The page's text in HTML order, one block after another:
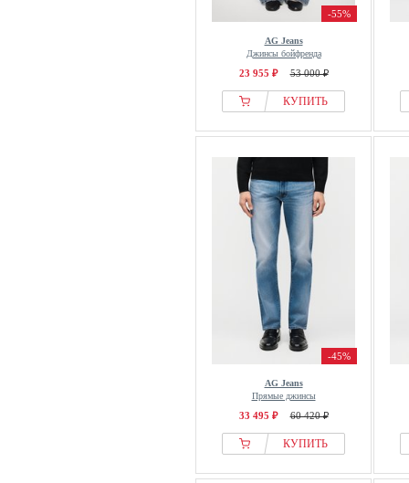
-55%
AG Jeans
Джинсы бойфренда
23 955 ₽ 53 000 ₽
КУПИТЬ
-45%
AG Jeans
Прямые джинсы
33 495 ₽ 60 420 ₽
КУПИТЬ